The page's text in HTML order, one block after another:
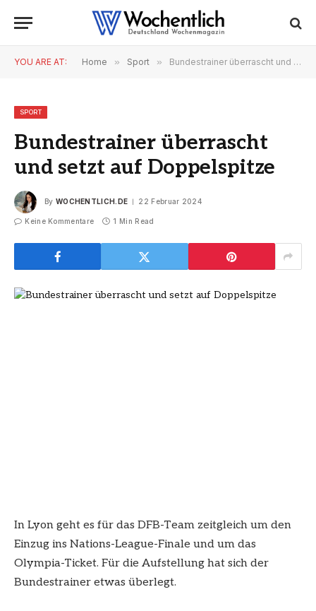
YOU ARE AT: Home » Sport » Bundestrainer überrascht und setzt auf Doppelspitze
SPORT
Bundestrainer überrascht
und setzt auf Doppelspitze
By WOCHENTLICH.DE 22 Februar 2024
Keine Kommentare 1 Min Read
In Lyon geht es für das DFB-Team zeitgleich um den
Einzug ins Nations-League-Finale und um das
Olympia-Ticket. Für die Aufstellung hat sich der
Bundestrainer etwas überlegt.